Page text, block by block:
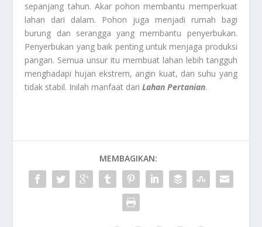
sepanjang tahun. Akar pohon membantu memperkuat
lahan dari dalam. Pohon juga menjadi rumah bagi
burung dan serangga yang membantu penyerbukan.
Penyerbukan yang baik penting untuk menjaga produksi
pangan. Semua unsur itu membuat lahan lebih tangguh
menghadapi hujan ekstrem, angin kuat, dan suhu yang
tidak stabil. Inilah manfaat dariLahan Pertanian.
MEMBAGIKAN: